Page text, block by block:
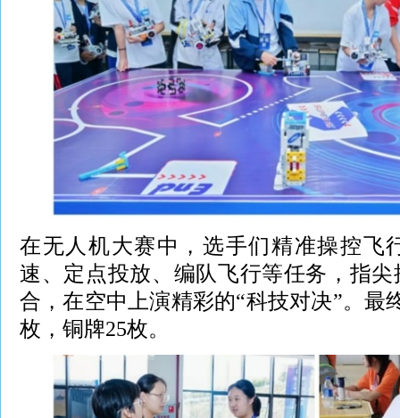
在无人机大赛中，选手们精准操控飞
速、定点投放、编队飞行等任务，指
合，在空中上演精彩的“科技对决”。最
枚，铜牌25枚。